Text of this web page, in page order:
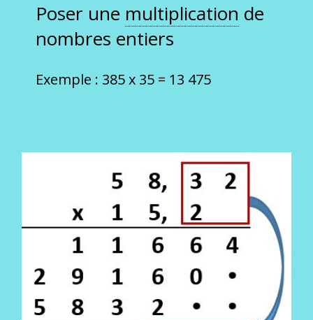
Poser une multiplication de
nombres entiers
Exemple : 385 x 35 = 13 475